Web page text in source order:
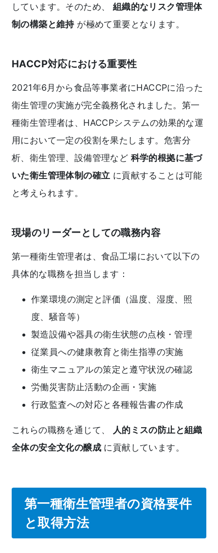
しています。そのため、 組織的なリスク管理体
制の構築と維持が極めて重要となります。
HACCP対応における重要性
2021年6月から食品等事業者にHACCPに沿った
衛生管理の実施が完全義務化されました。第一
種衛生管理者は、HACCPシステムの効果的な運
用において一定の役割を果たします。危害分
析、衛生管理、設備管理など 科学的根拠に基づ
いた衛生管理体制の確立 に貢献することは可能
と考えられます。
現場のリーダーとしての職務内容
第一種衛生管理者は、食品工場において以下の
具体的な職務を担当します：
作業環境の測定と評価（温度、湿度、照
度、騒音等）
製造設備や器具の衛生状態の点検・管理
従業員への健康教育と衛生指導の実施
衛生マニュアルの策定と遵守状況の確認
労働災害防止活動の企画・実施
行政監査への対応と各種報告書の作成
これらの職務を通じて、
人的ミスの防止と組織
全体の安全文化の醸成 に貢献しています。
第一種衛生管理者の資格要件
と取得方法